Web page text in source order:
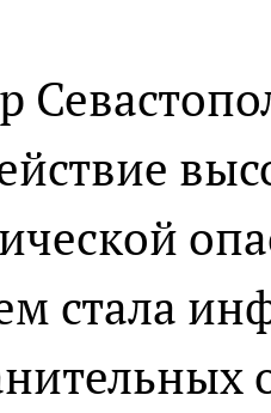
стала